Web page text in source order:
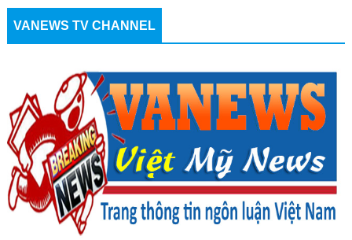
VANEWS TV CHANNEL